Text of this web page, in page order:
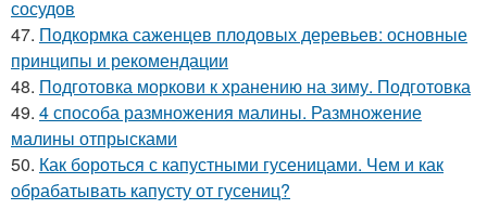
сосудов
47. Подкормка саженцев плодовых деревьев: основные
принципы и рекомендации
48. Подготовка моркови к хранению на зиму. Подготовка
49. 4 способа размножения малины. Размножение
малины отпрысками
50. Как бороться с капустными гусеницами. Чем и как
обрабатывать капусту от гусениц?